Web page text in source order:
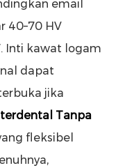
email
40–70 HV
Inti kawat logam
dapat
jika
Tanpa
fleksibel